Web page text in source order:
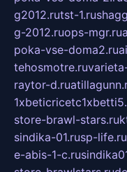
g2012.rutst-1.ru
g-2012.ruops-mgr.ru
poka-vse-doma2.ru
tehosmotre.ru
raytor-d.ru
store-brawl-stars.ru
sindika-01.rusp-life.ru
e-abis-1-c.ru